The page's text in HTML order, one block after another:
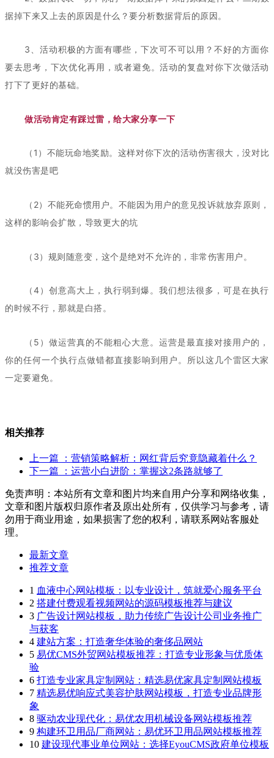
据掉下来又上去的原因是什么？要分析数据背后的原因。
3、活动积极的方面有哪些，下次可不可以用？不好的方面你
要去思考，下次优化再用，或者避免。活动的复盘对你下次做活动
打下了更好的基础。
做活动肯定有踩过雷，给大家分享一下
（1）不能玩命地奖励。这样对你下次的活动伤害很大，没对比
就没伤害是吧
（2）不能死命惯用户。不能因为用户的意见投诉就放弃原则，
这样的影响会扩散，导致更大的坑
（3）规则随意变，这个是绝对不允许的，非常伤害用户。
（4）创意高大上，执行弱到爆。我们想法很多，可是在执行
的时候不行，那就是白搭。
（5）做运营真的不能粗心大意。运营是最直接对接用户的，
你的任何一个执行点做错都直接影响到用户。所以这几个雷区大家
一定要避免。
相关推荐
上一篇
：营销策略解析：网红背后究竟隐藏着什么？
下一篇
：运营小白进阶：掌握这2条路就够了
免责声明：本站所有文章和图片均来自用户分享和网络收集，
文章和图片版权归原作者及原出处所有，仅供学习与参考，请
勿用于商业用途，如果损害了您的权利，请联系网站客服处
理。
最新文章
推荐文章
1 血液中心网站模板：以专业设计，筑就爱心服务平台
2 搭建付费观看视频网站的源码模板推荐与建议
3 广告设计网站模板，助力传统广告设计公司业务推广
与获客
4 建站方案：打造奢华体验的奢侈品网站
5 易优CMS外贸网站模板推荐：打造专业形象与优质体
验
6 打造专业家具定制网站：精选易优家具定制网站模板
7 精选易优响应式美容护肤网站模板，打造专业品牌形
象
8 驱动农业现代化：易优农用机械设备网站模板推荐
9 构建环卫用品厂商网站：易优环卫用品网站模板推荐
10 建设现代事业单位网站：选择EyouCMS政府单位模板